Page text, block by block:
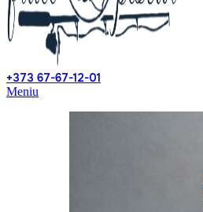
+373 67-67-12-01
Meniu